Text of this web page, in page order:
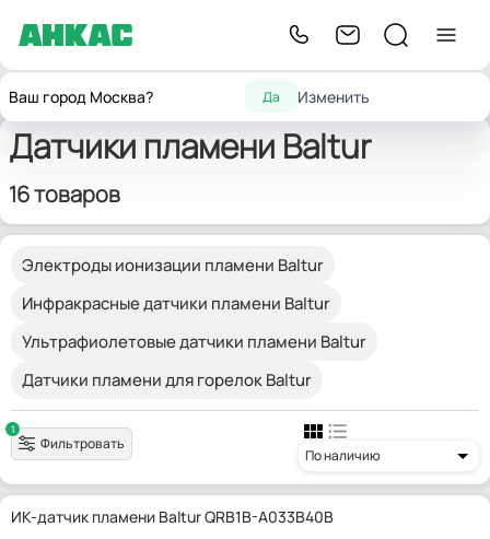
Ваш город Москва? Да Изменить
ГлавнаяЗапчасти для горелок Датчики пламениBaltur
Датчики пламени Baltur
16 товаров
Электроды ионизации пламени Baltur
Инфракрасные датчики пламени Baltur
Ультрафиолетовые датчики пламени Baltur
Датчики пламени для горелок Baltur
1
Фильтровать
По наличию
ИК-датчик пламени Baltur QRB1B-A033B40B